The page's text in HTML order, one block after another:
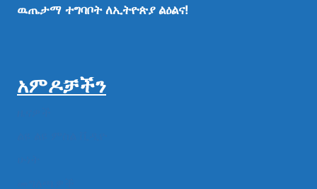
ዉጤታማ ተግባቦት ለኢትዮጵያ ልዕልና!
አምዶቻችን